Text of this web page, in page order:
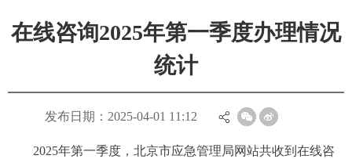
在线咨询2025年第一季度办理情况
统计
发布日期：2025-04-01 11:12
2025年第一季度，北京市应急管理局网站共收到在线咨